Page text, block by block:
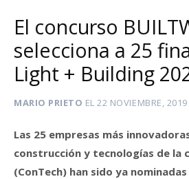
El concurso
selecciona a 25
Light + Building
MARIO PRIETO EL22 NOVIEMBRE, 2019
Las 25 empresas más
construcción y tecnologías de la
(ConTech) han sido ya